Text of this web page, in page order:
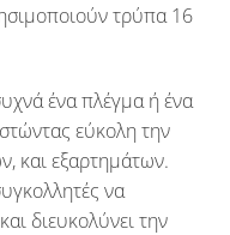
τρύπα 16
ένα πλέγμα ή ένα
εύκολη την
και εξαρτημάτων.
να
διευκολύνει την